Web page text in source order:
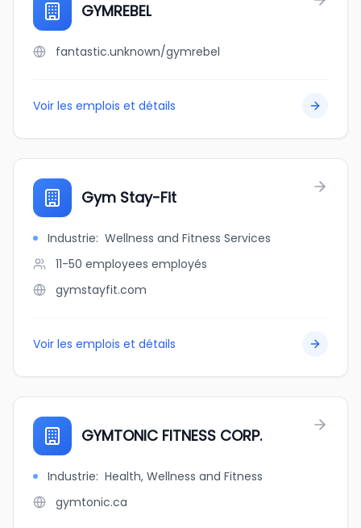
GYMREBEL
fantastic.unknown/gymrebel
Voir les emplois et détails
Gym Stay-Fit
Industrie: Wellness and Fitness Services
11-50 employees employés
gymstayfit.com
Voir les emplois et détails
GYMTONIC FITNESS CORP.
Industrie: Health, Wellness and Fitness
gymtonic.ca